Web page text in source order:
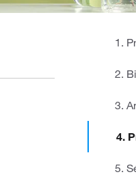
1.
2.
3.
4.
5.